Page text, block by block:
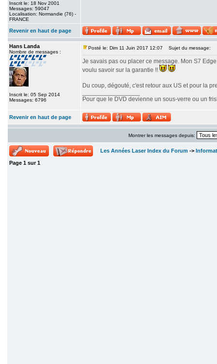
Inscrit le: 18 Nov 2001
Messages: 59047
Localisation: Normandie (76) -
FRANCE
Revenir en haut de page
Hans Landa
Nombre de messages :
Inscrit le: 05 Sep 2014
Messages: 6796
Posté le: Dim 11 Juin 2017 12:07 Sujet du message:
Je savais pas ou placer ce message. Mon S7
voulu savoir sur la garantie !!
Du coup, dégouté, c'est retour aux US et pour la
Pour que le DVD devienne un sous-verre ou un
Revenir en haut de page
Montrer les messages depuis:
Les Années Laser Index du Forum ->
Page 1 sur1